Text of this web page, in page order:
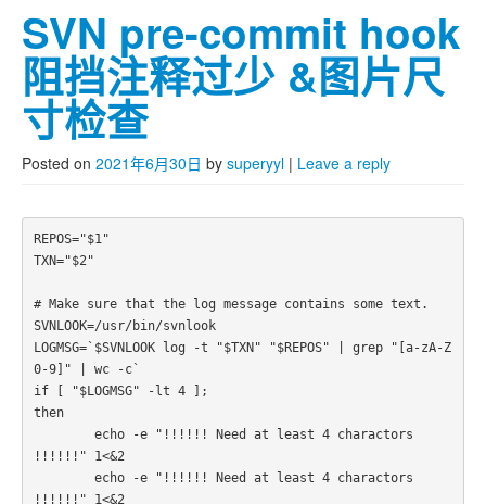
SVN pre-commit hook
阻挡注释过少 &图片尺
寸检查
Posted on 2021年6月30日 by superyyl | Leave a reply
REPOS="$1"
TXN="$2"
# Make sure that the log message contains some text.
SVNLOOK=/usr/bin/svnlook
LOGMSG=`$SVNLOOK log -t "$TXN" "$REPOS" | grep "[a-zA-Z
0-9]" | wc -c`
if [ "$LOGMSG" -lt 4 ];
then
!!!!!!" 1<&2
!!!!!!" 1<&2